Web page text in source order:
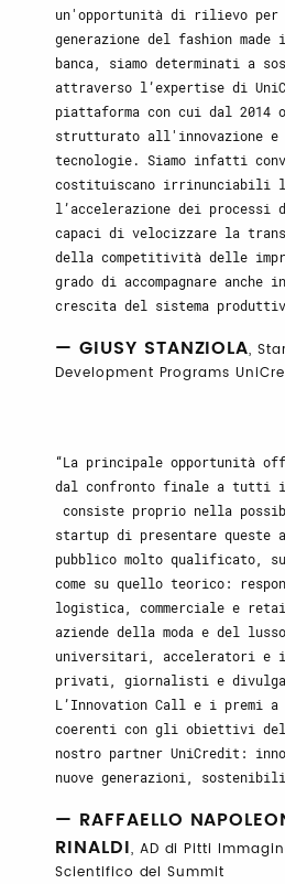
un'opportunità di rilievo per
generazione del fashion
banca, siamo determinati a
attraverso l’expertise di
piattaforma con cui dal 2014
strutturato all'innovazione e
tecnologie. Siamo infatti
costituiscano irrinunciabili
l’accelerazione dei
capaci di velocizzare la
della competitività delle
grado di accompagnare anche
crescita del sistema
— GIUSY STANZIOLA,
Development Programs
La principale opportunità
dal confronto finale a
consiste proprio nella
startup di presentare queste
pubblico molto qualificato,
come su quello teorico:
logistica, commerciale e
aziende della moda e del
universitari, acceleratori e
privati, giornalisti e
L’Innovation Call e i premi a
coerenti con gli obiettivi del
nostro partner UniCredit:
nuove generazioni,
— RAFFAELLO
RINALDI, AD di Pitti
Scientifico del Summit